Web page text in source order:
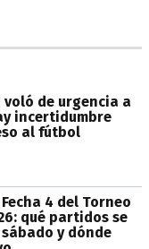
voló de urgencia a
incertidumbre
al fútbol
4 del Torneo
qué partidos se
y dónde